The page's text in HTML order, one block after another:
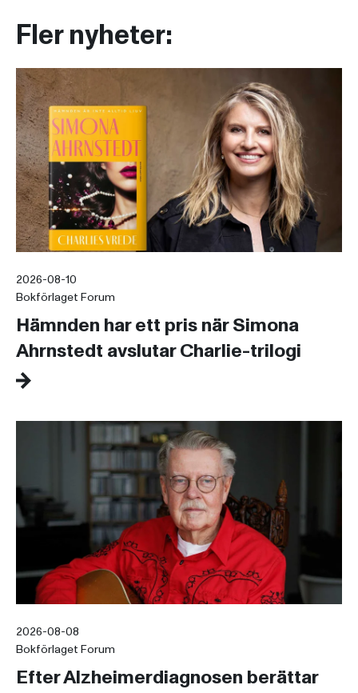
Fler nyheter:
2026-08-10
Bokförlaget Forum
Hämnden har ett pris när Simona
Ahrnstedt avslutar Charlie-trilogi
2026-08-08
Bokförlaget Forum
Efter Alzheimerdiagnosen berättar